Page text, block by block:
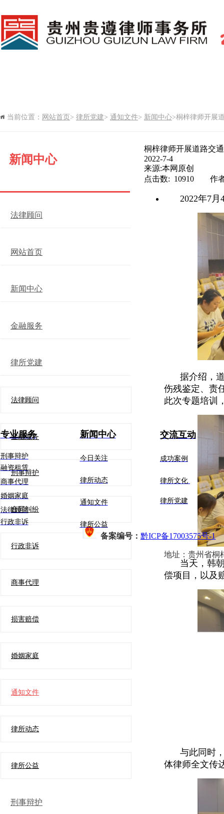
当前位置： 网站首页 > 律所党建> 通知文件> 新闻中心>桐梓律师开展
新闻中心
法律顾问
网站首页
新闻中心
金融服务
律所党建
法律顾问
金融服务
刑事辩护
合同纠纷
行政非诉
商事代理
损害赔偿
婚姻家庭
通知文件
律所动态
律所公益
刑事辩护
桐梓律师开展道路交
2022-7-4
来源:本网原创
点击数: 10910 作者
2022年7月
据介绍，
伤残鉴定、责
此次专题培训
当天，韩
偿项目，以及
与此同时
体律师全文传
专业服务
刑事辩护
融资租赁
商事代理
婚姻家庭
法律顾问
行政非诉
新闻中心
今日关注
律所动态
通知文件
律所公益
交流互动
成功案例
律所文化
律所党建
备案编号：黔ICP备17003575号-1
地址： 贵州省桐